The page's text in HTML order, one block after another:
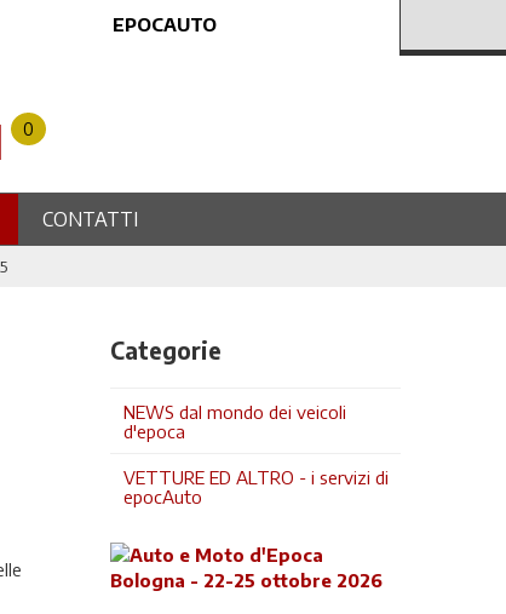
EPOCAUTO
0
CONTATTI
Categorie
NEWS dal mondo dei veicoli
d'epoca
VETTURE ED ALTRO - i servizi di
epocAuto